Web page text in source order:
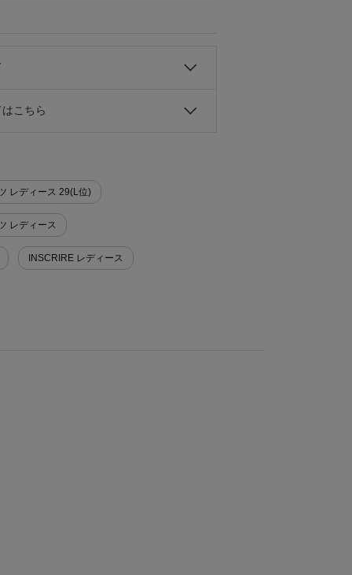
こちら
レディース 29(L位)
レディース
INSCRIRE レディース